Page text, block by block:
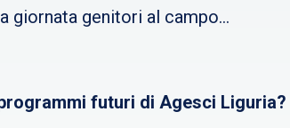
giornata genitori al campo…
futuri di Agesci Liguria?